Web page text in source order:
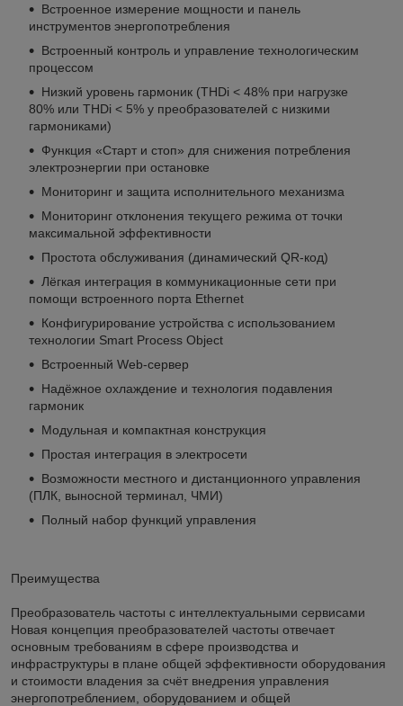
Встроенное измерение мощности и панель
инструментов энергопотребления
Встроенный контроль и управление технологическим
процессом
Низкий уровень гармоник (THDi < 48% при нагрузке
80% или THDi < 5% у преобразователей с низкими
гармониками)
Функция «Старт и стоп» для снижения потребления
электроэнергии при остановке
Мониторинг и защита исполнительного механизма
Мониторинг отклонения текущего режима от точки
максимальной эффективности
Простота обслуживания (динамический QR-код)
Лёгкая интеграция в коммуникационные сети при
помощи встроенного порта Ethernet
Конфигурирование устройства с использованием
технологии Smart Process Object
Встроенный Web-сервер
Надёжное охлаждение и технология подавления
гармоник
Модульная и компактная конструкция
Простая интеграция в электросети
Возможности местного и дистанционного управления
(ПЛК, выносной терминал, ЧМИ)
Полный набор функций управления
Преимущества
Преобразователь частоты с интеллектуальными сервисами
Новая концепция преобразователей частоты отвечает
основным требованиям в сфере производства и
инфраструктуры в плане общей эффективности оборудования
и стоимости владения за счёт внедрения управления
энергопотреблением, оборудованием и общей